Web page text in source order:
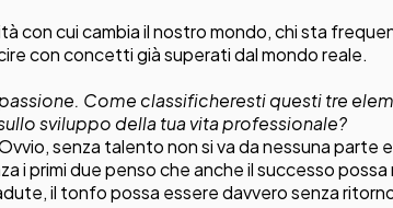
con cui cambia il nostro mondo, chi sta
con concetti già superati dal mondo reale.
Come classificheresti questi tre
sviluppo della tua vita professionale?
senza talento non si va da nessuna parte
i primi due penso che anche il successo
il tonfo possa essere davvero senza